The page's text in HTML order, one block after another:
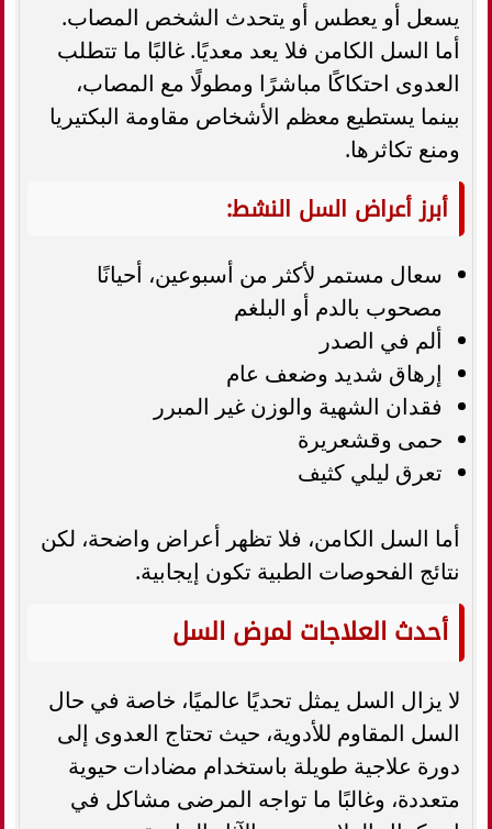
يسعل أو يعطس أو يتحدث الشخص المصاب.
أما السل الكامن فلا يعد معديًا. غالبًا ما تتطلب
العدوى احتكاكًا مباشرًا ومطولًا مع المصاب،
بينما يستطيع معظم الأشخاص مقاومة البكتيريا
ومنع تكاثرها.
أبرز أعراض السل النشط:
سعال مستمر لأكثر من أسبوعين، أحيانًا
مصحوب بالدم أو البلغم
ألم في الصدر
إرهاق شديد وضعف عام
فقدان الشهية والوزن غير المبرر
حمى وقشعريرة
تعرق ليلي كثيف
أما السل الكامن، فلا تظهر أعراض واضحة، لكن
نتائج الفحوصات الطبية تكون إيجابية.
أحدث العلاجات لمرض السل
لا يزال السل يمثل تحديًا عالميًا، خاصة في حال
السل المقاوم للأدوية، حيث تحتاج العدوى إلى
دورة علاجية طويلة باستخدام مضادات حيوية
متعددة، وغالبًا ما تواجه المرضى مشاكل في